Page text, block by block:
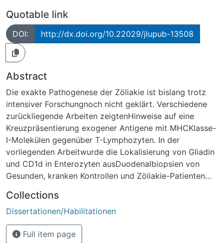
Quotable link
DOI: http://dx.doi.org/10.22029/jlupub-13508
Abstract
Die exakte Pathogenese der Zöliakie ist bislang trotz
intensiver Forschungnoch nicht geklärt. Verschiedene
zurückliegende Arbeiten zeigtenHinweise auf eine
Kreuzpräsentierung exogener Antigene mit MHCKlasse-
I-Molekülen gegenüber T-Lymphozyten. In der
vorliegenden Arbeitwurde die Lokalisierung von Gliadin
und CD1d in Enterozyten ausDuodenalbiopsien von
Gesunden, kranken Kontrollen und Zöliakie-Patienten
dasnichtklassische MHC-Klasse-I-Molekül CD1d bei der
Kreuzpräsentierungspielt und wie Antigene vom
exogenen Weg der Antigenpräsentierungzur Induktion
einer (zytotoxischen) Immunreaktion im endogenen
Collections
Dissertationen/Habilitationen
Full item page